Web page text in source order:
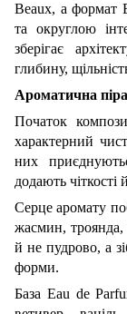
Beaux, а формат
та округлою
зберігає
глибину,
Ароматична
Початок
характерний
них
додають чіткості
Серце аромату
жасмин, троянда,
й не пудрово, а
форми.
База Eau de